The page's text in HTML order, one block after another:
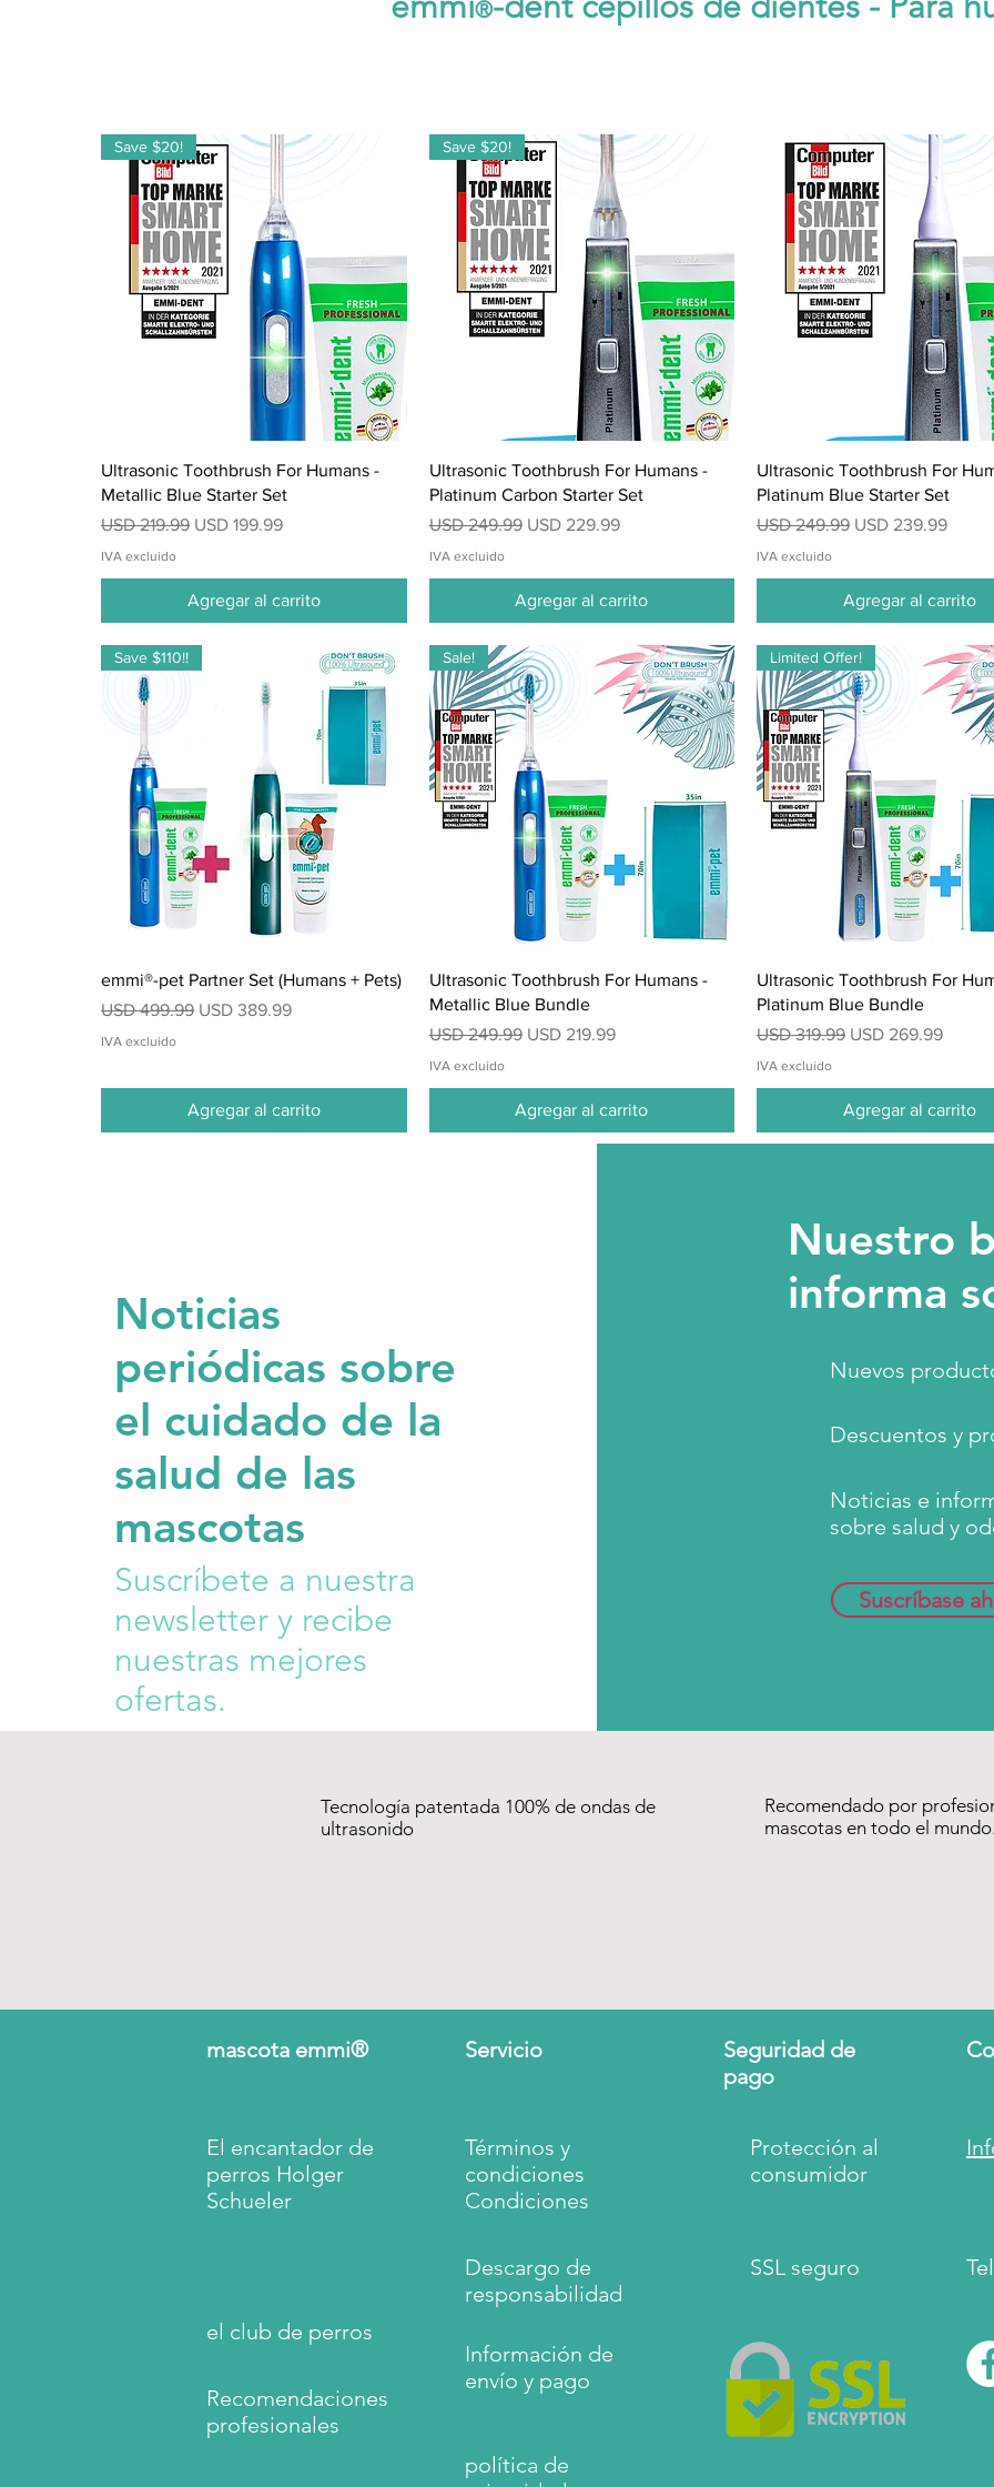
®
Vista rápida
Save $20!
Ultrasonic Toothbrush For Humans -
Metallic Blue Starter Set
Precio
USD 219.99 Precio de oferta
USD 199.99
IVA excluido
Agregar al carrito
Vista rápida
Save $20!
Ultrasonic Toothbrush For Humans -
Platinum Carbon Starter Set
Precio
USD 249.99 Precio de oferta
USD 229.99
IVA excluido
Agregar al carrito
Vista rápida
Ultrasonic Toothbrush For
Platinum Blue Starter Set
Precio
USD 249.99 Precio de oferta
USD 239.99
IVA excluido
Agregar al carrito
Vista rápida
Save $110!!
emmi®-pet Partner Set (Humans + Pets)
Precio
USD 499.99 Precio de oferta
USD 389.99
IVA excluido
Agregar al carrito
Vista rápida
Sale!
Ultrasonic Toothbrush For Humans -
Metallic Blue Bundle
Precio
USD 249.99 Precio de oferta
USD 219.99
IVA excluido
Agregar al carrito
Vista rápida
Limited Offer!
Ultrasonic Toothbrush For
Platinum Blue Bundle
Precio
USD 319.99 Precio de oferta
USD 269.99
IVA excluido
Agregar al carrito
Noticias
periódicas sobre
el cuidado de la
salud de las
mascotas
Suscríbete a nuestra
newsletter y recibe
nuestras mejores
ofertas.
Nuestro
informa
Nuevos
Descuentos y
Noticias e
sobre salud y
Suscríbase
Tecnología patentada 100% de ondas de
ultrasonido
Recomendado por
mascotas en todo el
mascota emmi®
El encantador de
perros Holger
Schueler
el club de perros
Recomendaciones
profesionales
Servicio
Términos y
condiciones
Condiciones
Descargo de
responsabilidad
Información de
envío y pago
Seguridad de
pago
Protección al
consumidor
SSL seguro
política de